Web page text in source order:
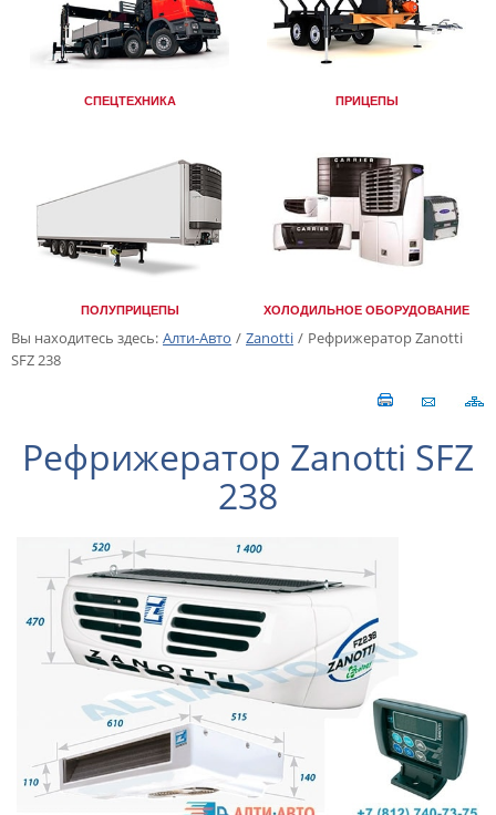
СПЕЦТЕХНИКА ПРИЦЕПЫ
ПОЛУПРИЦЕПЫ ХОЛОДИЛЬНОЕ ОБОРУДОВАНИЕ
Вы находитесь здесь: Алти-Авто / Zanotti / Рефрижератор Zanotti
SFZ 238
Рефрижератор Zanotti SFZ
238